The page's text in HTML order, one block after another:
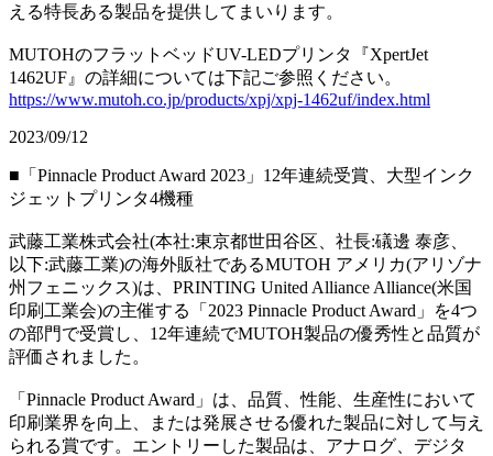
える特長ある製品を提供してまいります。
MUTOHのフラットベッドUV-LEDプリンタ『XpertJet
1462UF』の詳細については下記ご参照ください。
https://www.mutoh.co.jp/products/xpj/xpj-1462uf/index.html
2023/09/12
■「Pinnacle Product Award 2023」12年連続受賞、大型インク
ジェットプリンタ4機種
武藤工業株式会社(本社:東京都世田谷区、社長:礒邊 泰彦、
以下:武藤工業)の海外販社であるMUTOH アメリカ(アリゾナ
州フェニックス)は、PRINTING United Alliance Alliance(米国
印刷工業会)の主催する「2023 Pinnacle Product Award」を4つ
の部門で受賞し、12年連続でMUTOH製品の優秀性と品質が
評価されました。
「Pinnacle Product Award」は、品質、性能、生産性において
印刷業界を向上、または発展させる優れた製品に対して与え
られる賞です。エントリーした製品は、アナログ、デジタ